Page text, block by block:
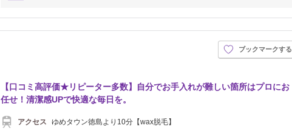
ブックマークする
【口コミ高評価★リピーター多数】自分でお手入れが難しい箇所はプロにお
任せ！清潔感UPで快適な毎日を。
アクセス ゆめタウン徳島より10分【wax脱毛】